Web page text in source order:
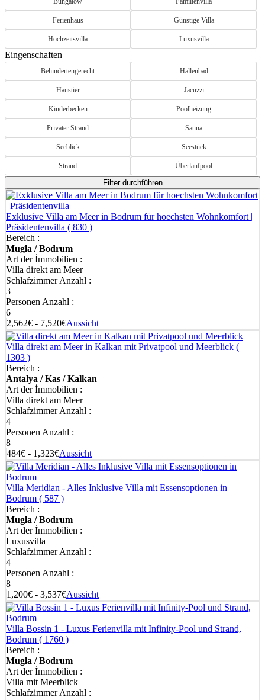
Ferienhaus Günstige Villa
Hochzeitsvilla Luxusvilla
Eingenschaften
Behindertengerecht Hallenbad
Haustier Jacuzzi
Kinderbecken Poolheizung
Privater Strand Sauna
Seeblick Seestück
Strand Überlaufpool
Filter durchführen
Exklusive Villa am Meer in Bodrum für hoechsten Wohnkomfort |
Präsidentenvilla ( 830 )
Bereich :
Mugla / Bodrum
Art der İmmobilien :
Villa direkt am Meer
Schlafzimmer Anzahl :
3
Personen Anzahl :
6
2,562€ - 7,520€Aussicht
Villa direkt am Meer in Kalkan mit Privatpool und Meerblick (
1303 )
Bereich :
Antalya / Kas / Kalkan
Art der İmmobilien :
Villa direkt am Meer
Schlafzimmer Anzahl :
4
Personen Anzahl :
8
484€ - 1,323€Aussicht
Villa Meridian - Alles Inklusive Villa mit Essensoptionen in
Bodrum ( 587 )
Bereich :
Mugla / Bodrum
Art der İmmobilien :
Luxusvilla
Schlafzimmer Anzahl :
4
Personen Anzahl :
8
1,200€ - 3,537€Aussicht
Villa Bossin 1 - Luxus Ferienvilla mit Infinity-Pool und Strand,
Bodrum ( 1760 )
Bereich :
Mugla / Bodrum
Art der İmmobilien :
Villa mit Meerblick
Schlafzimmer Anzahl :